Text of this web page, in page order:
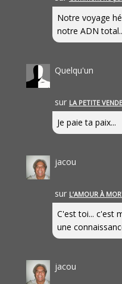
Notre voyage
notre ADN
Quelqu'un
sur LA PETITE
Je paie ta paix...
jacou
sur L’AMOUR À
C'est toi... c'est
une
jacou